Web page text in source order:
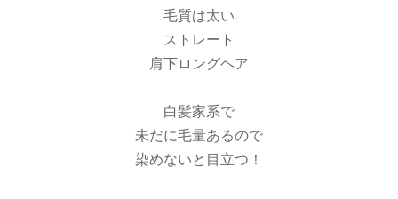
毛質は太い
ストレート
肩下ロングヘア
白髪家系で
未だに毛量あるので
染めないと目立つ！